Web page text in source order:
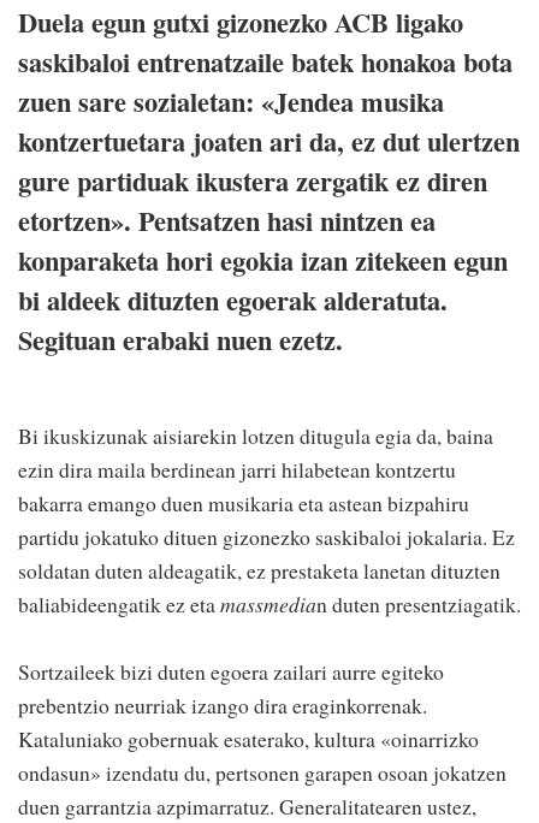
Duela egun gutxi gizonezko ACB ligako
saskibaloi entrenatzaile batek honakoa bota
zuen sare sozialetan: «Jendea musika
kontzertuetara joaten ari da, ez dut ulertzen
gure partiduak ikustera zergatik ez diren
etortzen». Pentsatzen hasi nintzen ea
konparaketa hori egokia izan zitekeen egun
bi aldeek dituzten egoerak alderatuta.
Segituan erabaki nuen ezetz.
Bi ikuskizunak aisiarekin lotzen ditugula egia da, baina
ezin dira maila berdinean jarri hilabetean kontzertu
bakarra emango duen musikaria eta astean bizpahiru
partidu jokatuko dituen gizonezko saskibaloi jokalaria. Ez
soldatan duten aldeagatik, ez prestaketa lanetan dituzten
baliabideengatik ez etamassmedian duten presentziagatik.
Sortzaileek bizi duten egoera zailari aurre egiteko
prebentzio neurriak izango dira eraginkorrenak.
Kataluniako gobernuak esaterako, kultura «oinarrizko
ondasun» izendatu du, pertsonen garapen osoan jokatzen
duen garrantzia azpimarratuz. Generalitatearen ustez,